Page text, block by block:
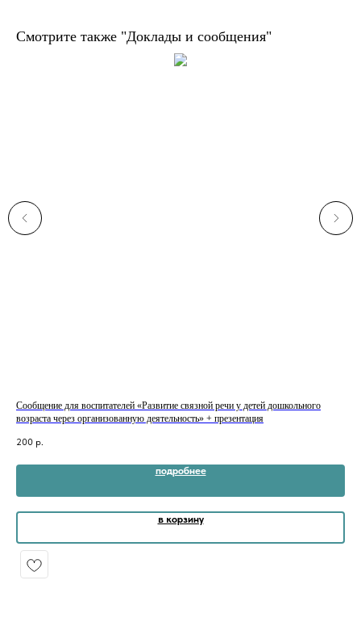
Смотрите также "Доклады и сообщения"
Сообщение для воспитателей «Развитие связной речи у детей дошкольного
возраста через организованную деятельность» + презентация
200 р.
подробнее
в корзину